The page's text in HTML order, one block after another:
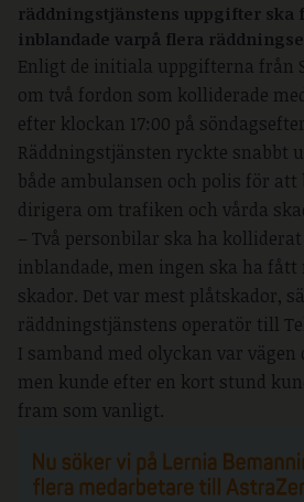
räddningstjänstens uppgifter ska
inblandade varpå flera
Enligt de initiala uppgifterna från
om två fordon som kolliderade
efter klockan 17:00 på
Räddningstjänsten ryckte snabbt
både ambulansen och polis för att
dirigera om trafiken och vårda
– Två personbilar ska ha
inblandade, men ingen ska ha
skador. Det var mest plåtskador,
räddningstjänstens operatör till
I samband med olyckan var vägen
men kunde efter en kort stund
fram som vanligt.